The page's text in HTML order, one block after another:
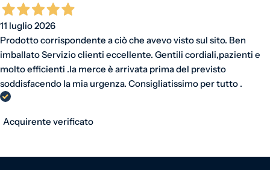
11 luglio 2026
Prodotto corrispondente a ciò che avevo visto sul sito. Ben
imballato Servizio clienti eccellente. Gentili cordiali,pazienti e
molto efficienti .la merce è arrivata prima del previsto
soddisfacendo la mia urgenza. Consigliatissimo per tutto .
Acquirente verificato